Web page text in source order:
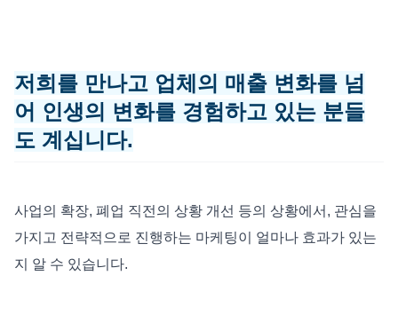
저희를 만나고 업체의 매출 변화를 넘
어 인생의 변화를 경험하고 있는 분들
도 계십니다.
사업의 확장, 폐업 직전의 상황 개선 등의 상황에서, 관심을
가지고 전략적으로 진행하는 마케팅이 얼마나 효과가 있는
지 알 수 있습니다.